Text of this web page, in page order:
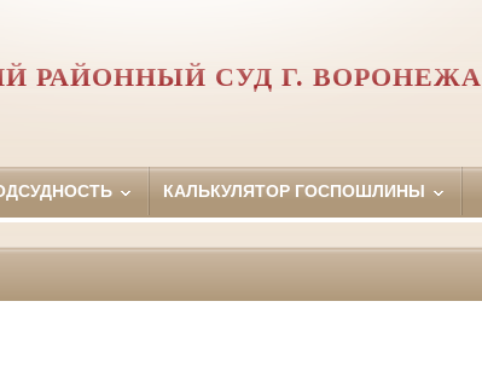
РАЙОННЫЙ СУД Г. ВОРОНЕЖА
КАЛЬКУЛЯТОР ГОСПОШЛИНЫ